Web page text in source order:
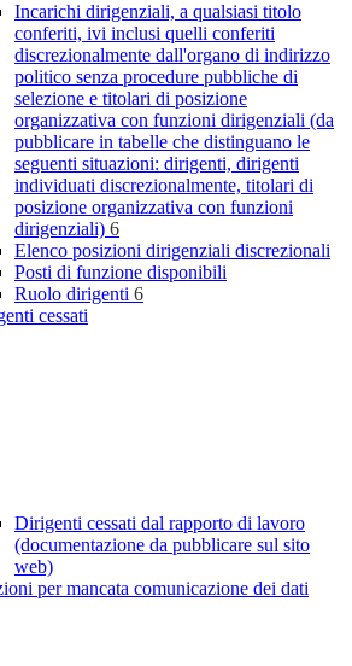
Incarichi dirigenziali, a qualsiasi titolo
conferiti, ivi inclusi quelli conferiti
discrezionalmente dall'organo di indirizzo
politico senza procedure pubbliche di
selezione e titolari di posizione
organizzativa con funzioni dirigenziali (da
pubblicare in tabelle che distinguano le
seguenti situazioni: dirigenti, dirigenti
individuati discrezionalmente, titolari di
posizione organizzativa con funzioni
dirigenziali) 6
Elenco posizioni dirigenziali discrezionali
Posti di funzione disponibili
Ruolo dirigenti 6
cessati
Dirigenti cessati dal rapporto di lavoro
(documentazione da pubblicare sul sito
web)
per mancata comunicazione dei dati